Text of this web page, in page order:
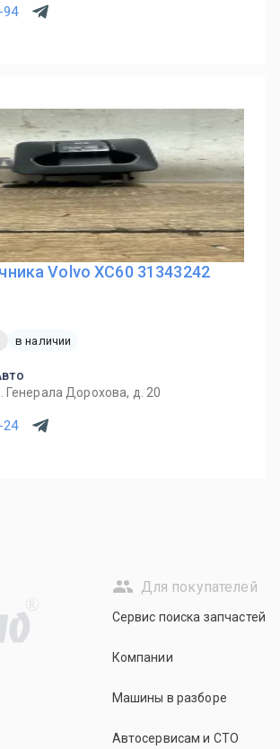
94
Volvo XC60 31343242
в наличии
Генерала Дорохова, д. 20
24
R
Для покупателей
Сервис поиска запчастей
Компании
Машины в разборе
Автосервисам и СТО